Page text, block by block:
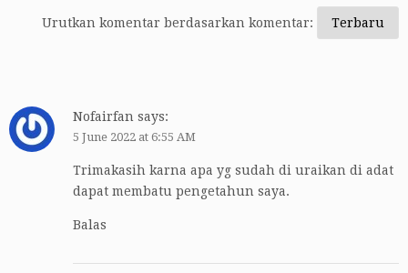
Urutkan komentar berdasarkan komentar:
Nofairfan says:
5 June 2022 at 6:55 AM
Trimakasih karna apa yg sudah di uraikan di adat
dapat membatu pengetahun saya.
Balas